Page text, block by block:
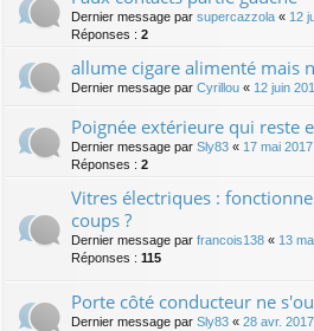
Dernier message par supercazzola « 12
Réponses : 2
allume cigare alimenté mais
Dernier message par Cyrillou « 12 juin
Poignée extérieure qui reste
Dernier message par Sly83 « 17 mai
Réponses : 2
Vitres électriques :
coups ?
Dernier message par francois138 « 13
Réponses : 115
Porte côté conducteur ne
Dernier message par Sly83 « 28 avr.